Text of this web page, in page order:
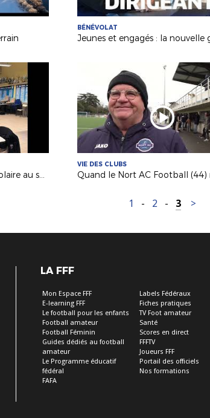
BÉNÉVOLAT
Mag' des Clubs : le soutien scolaire au sein de l'AS Saint-Hilaire Vihiers Saint-Paul
VIE DES CLUBS
1 - 2 - 3 >
LA FFF
Mon Espace FFF
E-learning FFF
Le football pour les enfants
Football amateur
Football Féminin
Guides dédiés au football
amateur
Le Programme éducatif
fédéral
FAFA
Labels Fédéraux
Fiches pratiques
TV Foot amateur
Santé
Scores en direct
FFFTV
Joueurs FFF
Portail des officiels
Nos formations